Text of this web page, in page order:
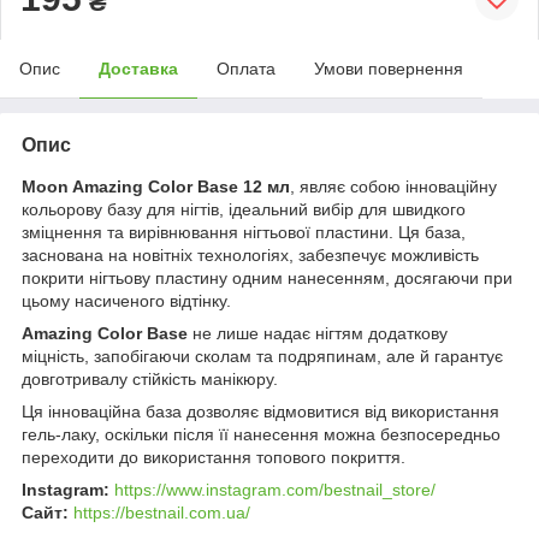
Опис Доставка Оплата Умови повернення
Опис
Moon Amazing Color Base 12 мл , являє собою інноваційну
кольорову базу для нігтів, ідеальний вибір для швидкого
зміцнення та вирівнювання нігтьової пластини. Ця база,
заснована на новітніх технологіях, забезпечує можливість
покрити нігтьову пластину одним нанесенням, досягаючи при
цьому насиченого відтінку.
Amazing Color Base не лише надає нігтям додаткову
міцність, запобігаючи сколам та подряпинам, але й гарантує
довготривалу стійкість манікюру.
Ця інноваційна база дозволяє відмовитися від використання
гель-лаку, оскільки після її нанесення можна безпосередньо
переходити до використання топового покриття.
Instagram: https://www.instagram.com/bestnail_store/
Сайт: https://bestnail.com.ua/